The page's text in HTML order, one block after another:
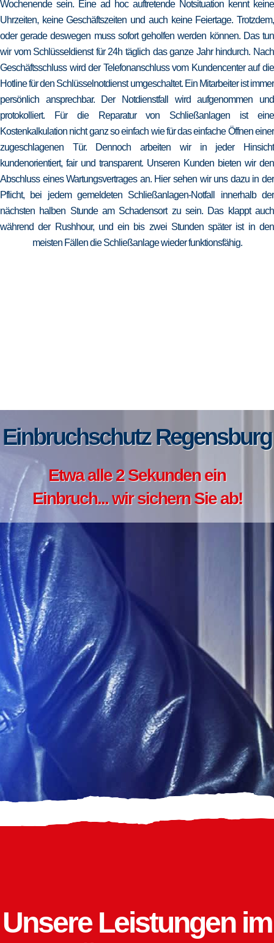
Wochenende sein. Eine ad hoc auftretende Notsituation kennt keine
Uhrzeiten, keine Geschäftszeiten und auch keine Feiertage. Trotzdem,
oder gerade deswegen muss sofort geholfen werden können. Das tun
wir vom Schlüsseldienst für 24h täglich das ganze Jahr hindurch. Nach
Geschäftsschluss wird der Telefonanschluss vom Kundencenter auf die
Hotline für den Schlüsselnotdienst umgeschaltet. Ein Mitarbeiter ist immer
persönlich ansprechbar. Der Notdienstfall wird aufgenommen und
protokolliert. Für die Reparatur von Schließanlagen ist eine
Kostenkalkulation nicht ganz so einfach wie für das einfache Öffnen einer
zugeschlagenen Tür. Dennoch arbeiten wir in jeder Hinsicht
kundenorientiert, fair und transparent. Unseren Kunden bieten wir den
Abschluss eines Wartungsvertrages an. Hier sehen wir uns dazu in der
Pflicht, bei jedem gemeldeten Schließanlagen-Notfall innerhalb der
nächsten halben Stunde am Schadensort zu sein. Das klappt auch
während der Rushhour, und ein bis zwei Stunden später ist in den
meisten Fällen die Schließanlage wieder funktionsfähig.
Einbruchschutz Regensburg
Etwa alle 2 Sekunden ein
Einbruch... wir sichern Sie ab!
Unsere Leistungen im